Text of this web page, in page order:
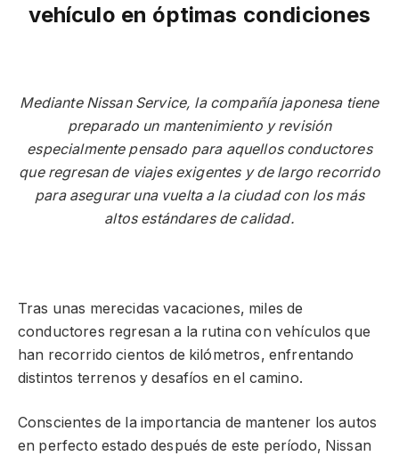
vehículo en óptimas condiciones
Mediante Nissan Service, la compañía japonesa tiene
preparado un mantenimiento y revisión
especialmente pensado para aquellos conductores
que regresan de viajes exigentes y de largo recorrido
para asegurar una vuelta a la ciudad con los más
altos estándares de calidad.
Tras unas merecidas vacaciones, miles de
conductores regresan a la rutina con vehículos que
han recorrido cientos de kilómetros, enfrentando
distintos terrenos y desafíos en el camino.
Conscientes de la importancia de mantener los autos
en perfecto estado después de este período, Nissan